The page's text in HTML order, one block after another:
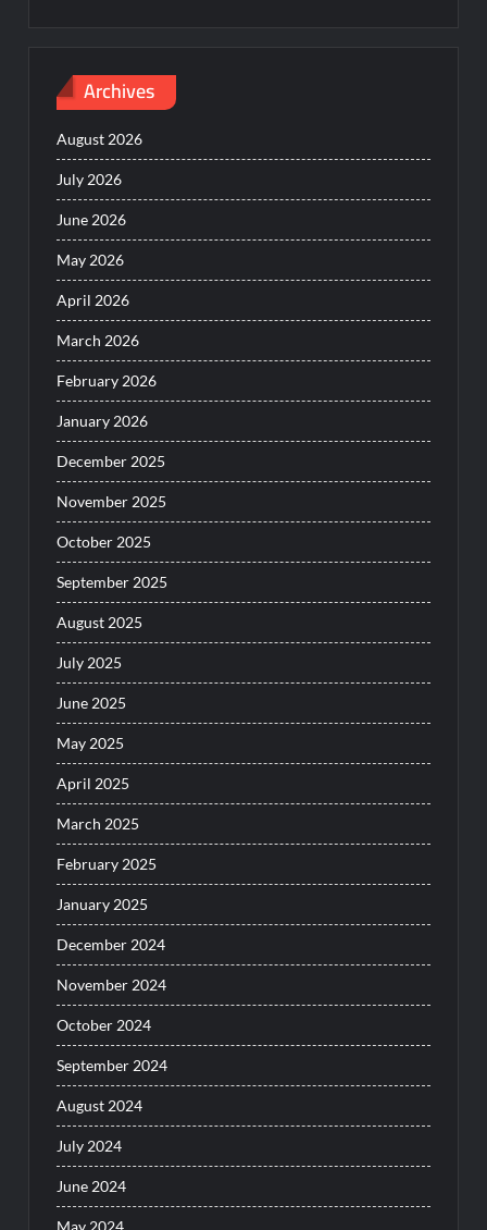
Archives
August 2026
July 2026
June 2026
May 2026
April 2026
March 2026
February 2026
January 2026
December 2025
November 2025
October 2025
September 2025
August 2025
July 2025
June 2025
May 2025
April 2025
March 2025
February 2025
January 2025
December 2024
November 2024
October 2024
September 2024
August 2024
July 2024
June 2024
May 2024